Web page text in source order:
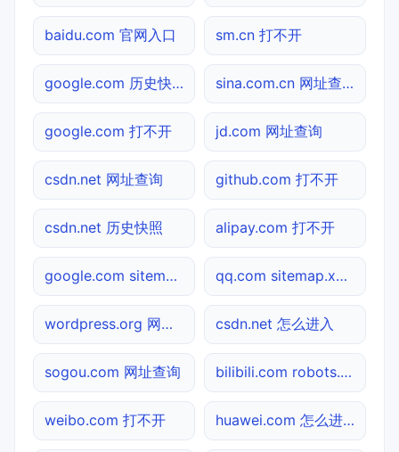
baidu.com 官网入口 sm.cn 打不开
google.com 历史快照 sina.com.cn 网址查询
google.com 打不开 jd.com 网址查询
csdn.net 网址查询 github.com 打不开
csdn.net 历史快照 alipay.com 打不开
google.com sitemap.xml检测 qq.com sitemap.xml检测
wordpress.org 网址查询 csdn.net 怎么进入
sogou.com 网址查询 bilibili.com robots.txt检测
weibo.com 打不开 huawei.com 怎么进入